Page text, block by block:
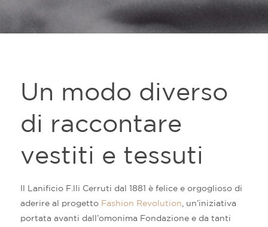
Un modo diverso
di raccontare
vestiti e tessuti
Il Lanificio F.lli Cerruti dal 1881 è felice e orgoglioso di
aderire al progetto Fashion Revolution , un’iniziativa
portata avanti dall’omonima Fondazione e da tanti